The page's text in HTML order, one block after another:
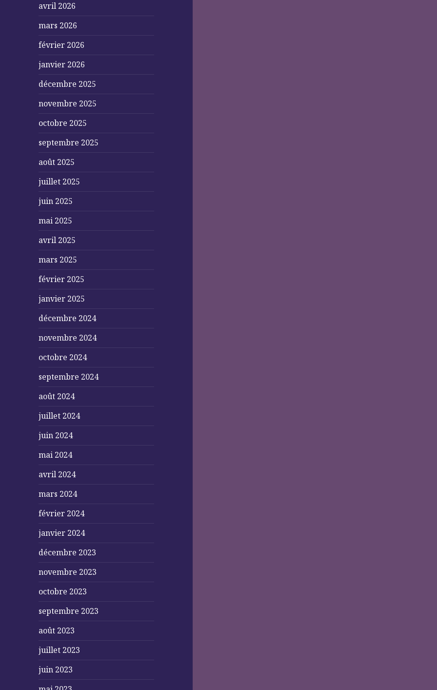
avril 2026
mars 2026
février 2026
janvier 2026
décembre 2025
novembre 2025
octobre 2025
septembre 2025
août 2025
juillet 2025
juin 2025
mai 2025
avril 2025
mars 2025
février 2025
janvier 2025
décembre 2024
novembre 2024
octobre 2024
septembre 2024
août 2024
juillet 2024
juin 2024
mai 2024
avril 2024
mars 2024
février 2024
janvier 2024
décembre 2023
novembre 2023
octobre 2023
septembre 2023
août 2023
juillet 2023
juin 2023